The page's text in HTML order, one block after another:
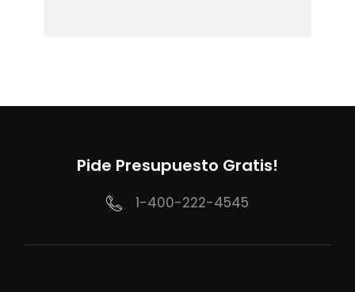
Pide Presupuesto Gratis!
1-400-222-4545